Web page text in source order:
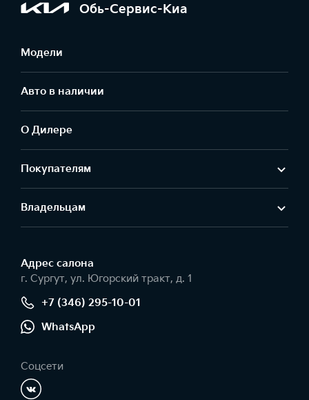
Обь-Сервис-Киа
Модели
Авто в наличии
О Дилере
Покупателям
Владельцам
Адрес салонa
г. Сургут, ул. Югорский тракт, д. 1
+7 (346) 295-10-01
WhatsApp
Соцсети